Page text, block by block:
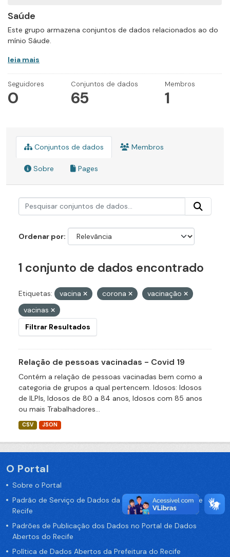
Saúde
Este grupo armazena conjuntos de dados relacionados ao do
mínio Sáude.
leia mais
Seguidores
0
Conjuntos de dados
65
Membros
1
Conjuntos de dados Membros
Sobre Pages
Ordenar por
1 conjunto de dados encontrado
Etiquetas: vacina corona
vacinação
vacinas
Filtrar Resultados
Relação de pessoas vacinadas - Covid 19
Contém a relação de pessoas vacinadas bem como a
categoria de grupos a qual pertencem. Idosos: Idosos
de ILPIs, Idosos de 80 a 84 anos, Idosos com 85 anos
ou mais Trabalhadores...
CSV JSON
O Portal
Sobre o Portal
Padrão de Serviço de Dados da Prefeitura da Cidade de
Recife
Padrões de Publicação dos Dados no Portal de Dados
Abertos do Recife
Política de Dados Abertos da Prefeitura do Recife